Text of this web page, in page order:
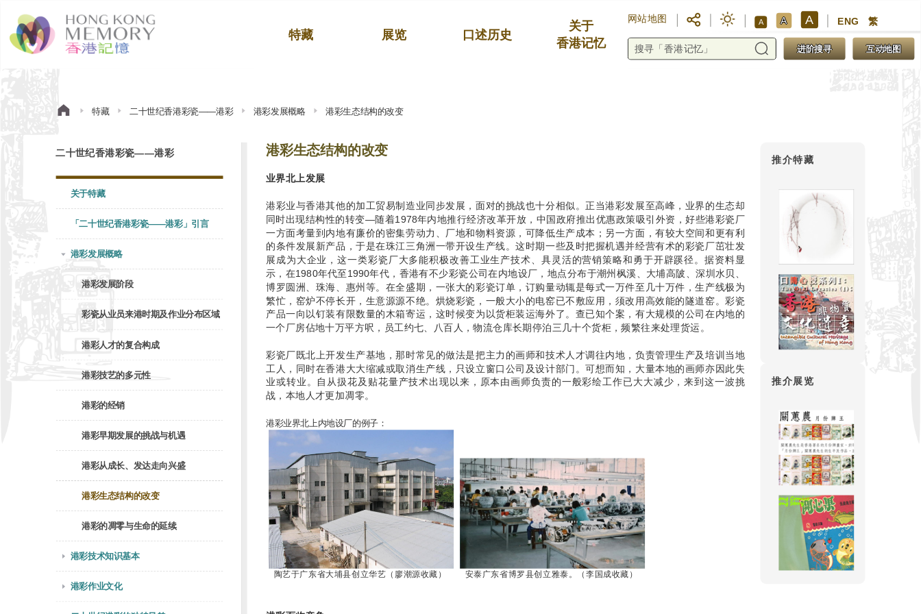
特藏 展览 口述历史
关于
香港记忆
网站地图 A A A ENG 繁
进阶搜寻 互动地图
特藏 二十世纪香港彩瓷——港彩 港彩发展概略 港彩生态结构的改变
二十世纪香港彩瓷——港彩
关于特藏
「二十世纪香港彩瓷——港彩」引言
港彩发展概略
港彩发展阶段
彩瓷从业员来港时期及作业分布区域
港彩人才的复合构成
港彩技艺的多元性
港彩的经销
港彩早期发展的挑战与机遇
港彩从成长、发达走向兴盛
港彩生态结构的改变
港彩的凋零与生命的延续
港彩技术知识基本
港彩作业文化
港彩生态结构的改变
业界北上发展
港彩业与香港其他的加工贸易制造业同步发展，面对的挑战也十分相似。正当港彩发展至高峰，业界的生态却
同时出现结构性的转变—随着1978年内地推行经济改革开放，中国政府推出优惠政策吸引外资，好些港彩瓷厂
一方面考量到内地有廉价的密集劳动力、厂地和物料资源，可降低生产成本；另一方面，有较大空间和更有利
的条件发展新产品，于是在珠江三角洲一带开设生产线。这时期一些及时把握机遇并经营有术的彩瓷厂茁壮发
展成为大企业，这一类彩瓷厂大多能积极改善工业生产技术、具灵活的营销策略和勇于开辟蹊径。据资料显
示，在1980年代至1990年代，香港有不少彩瓷公司在内地设厂，地点分布于潮州枫溪、大埔高陂、深圳水贝、
博罗圆洲、珠海、惠州等。在全盛期，一张大的彩瓷订单，订购量动辄是每式一万件至几十万件，生产线极为
繁忙，窑炉不停长开，生意源源不绝。烘烧彩瓷，一般大小的电窑已不敷应用，须改用高效能的隧道窑。彩瓷
产品一向以钉装有限数量的木箱寄运，这时候变为以货柜装运海外了。查已知个案，有大规模的公司在内地的
一个厂房佔地十万平方呎，员工约七、八百人，物流仓库长期停泊三几十个货柜，频繁往来处理货运。
彩瓷厂既北上开发生产基地，那时常见的做法是把主力的画师和技术人才调往内地，负责管理生产及培训当地
工人，同时在香港大大缩减或取消生产线，只设立窗口公司及设计部门。可想而知，大量本地的画师亦因此失
业或转业。自从扱花及贴花量产技术出现以来，原本由画师负责的一般彩绘工作已大大减少，来到这一波挑
战，本地人才更加凋零。
港彩业界北上内地设厂的例子：
陶艺于广东省大埔县创立华艺（廖潮源收藏） 安泰广东省博罗县创立雅泰。（李国成收藏）
推介特藏
推介展览